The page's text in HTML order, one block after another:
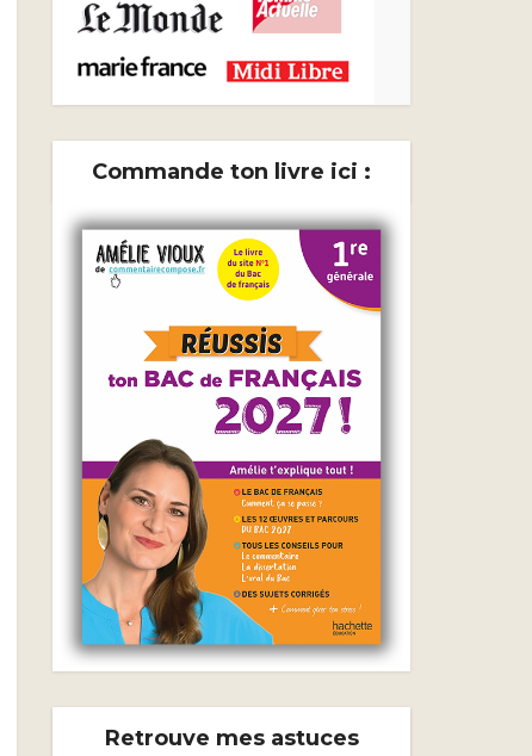
Commande ton livre ici :
Retrouve mes astuces